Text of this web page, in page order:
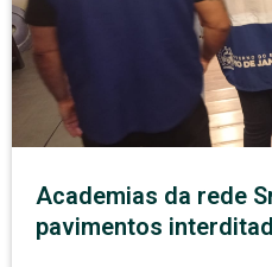
Academias da rede
pavimentos